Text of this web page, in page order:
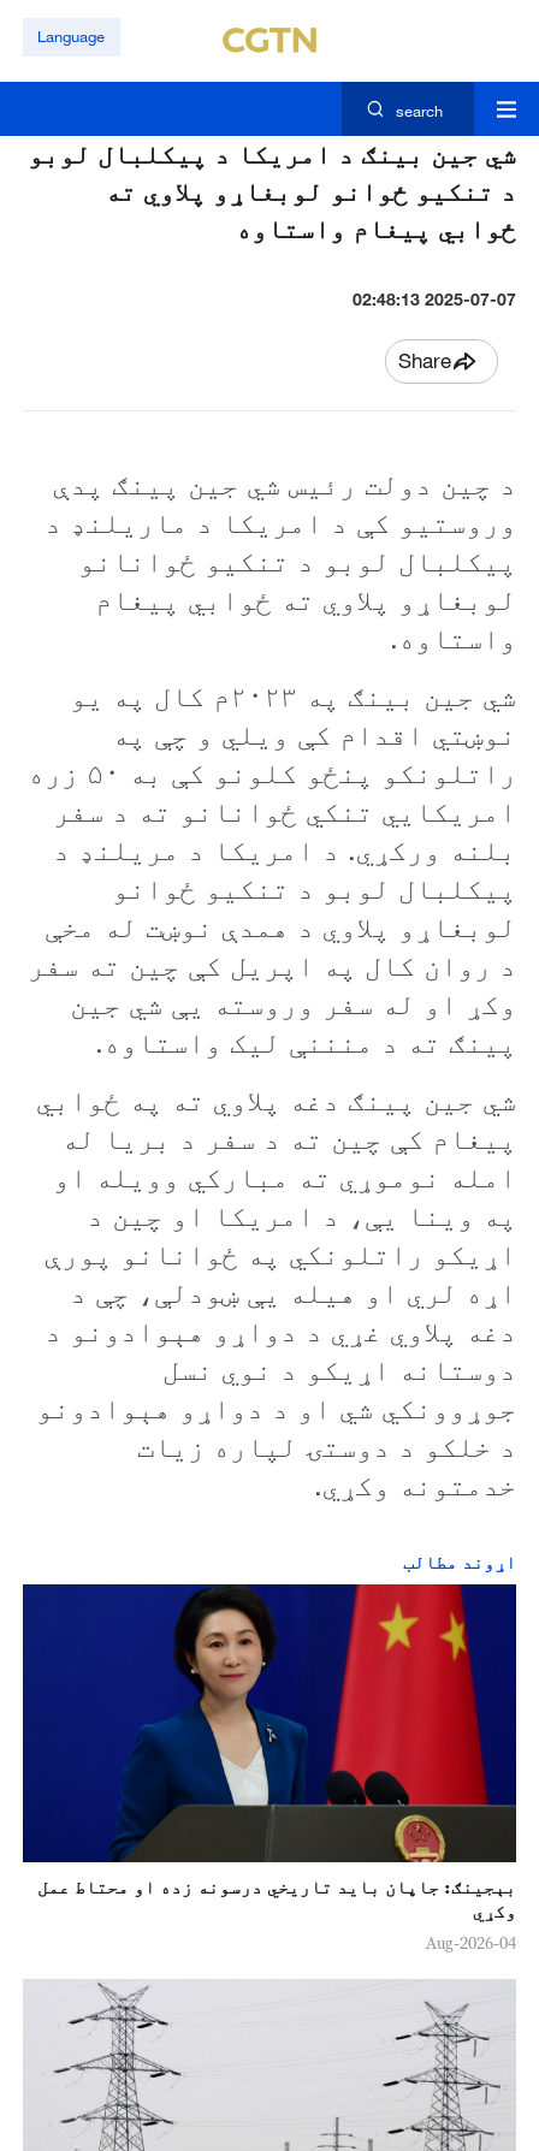
Language
search
شي جين بينګ د امریکا د پيکلبال لوبو
د تنکيو ځوانو لوبغاړو پلاوي ته
ځوابي پيغام واستاوه
2025-07-07 02:48:13
Share
د چين دولت رئیس شي جين پينګ پدې
وروستيو کې د امريکا د ماريلنډ د
پيکلبال لوبو د تنکيو ځوانانو
لوبغاړو پلاوي ته ځوابي پيغام
واستاوه.
شي جين بينګ په ۲۰۲۳م کال په یو
نوښتي اقدام کې ویلي و چې په
راتلونکو پنځو کلونو کې به ۵۰ زره
امریکايي تنکي ځوانانو ته د سفر
بلنه ورکړي. د امریکا د مريلنډ د
پيکلبال لوبو د تنکيو ځوانو
لوبغاړو پلاوي د همدې نوښت له مخې
د روان کال په اپريل کې چين ته سفر
وکړ او له سفر وروسته يې شي جين
پينګ ته د منننې لیک واستاوه.
شي جين پينګ دغه پلاوي ته په ځوابي
پيغام کې چين ته د سفر د بريا له
امله نوموړي ته مبارکي وويله او
په وينا يې، د امريکا او چين د
اړيکو راتلونکي په ځوانانو پورې
اړه لري او هيله يې ښودلې، چې د
دغه پلاوي غړي د دواړو هېوادونو د
دوستانه اړيکو د نوي نسل
جوړوونکي شي او د دواړو هېوادونو
د خلکو د دوستۍ لپاره زیات
خدمتونه وکړي.
اړوند مطالب
بېجینګ: جاپان باید تاریخي درسونه زده او محتاط عمل
وکړي
04-Aug-2026